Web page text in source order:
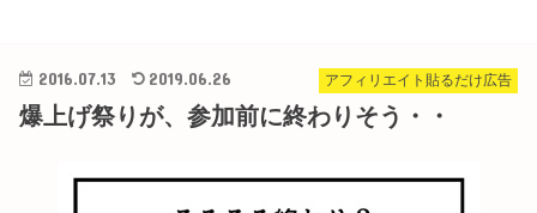
アフィリエイト貼るだけ広告
2016.07.13 2019.06.26
爆上げ祭りが、参加前に終わりそう・・